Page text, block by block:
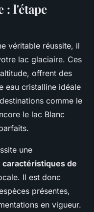
: l'étape
véritable réussite, il
lac glaciaire. Ces
offrent des
eau cristalline idéale
comme le
le lac Blanc
une
caractéristiques de
Il est donc
présentes,
en vigueur.